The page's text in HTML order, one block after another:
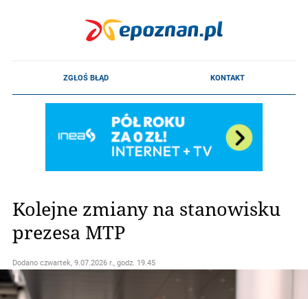
Kolejne zmiany na stanowisku
prezesa MTP
Dodano czwartek, 9.07.2026 r., godz. 19.45